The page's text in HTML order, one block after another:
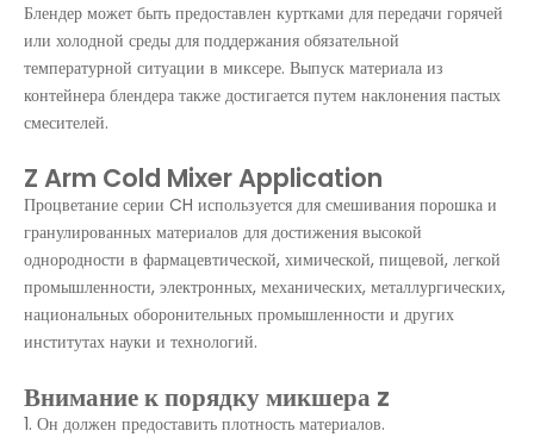
Блендер может быть предоставлен куртками для передачи горячей
или холодной среды для поддержания обязательной
температурной ситуации в миксере. Выпуск материала из
контейнера блендера также достигается путем наклонения пастых
смесителей.
Z Arm Cold Mixer Application
Процветание серии CH используется для смешивания порошка и
гранулированных материалов для достижения высокой
однородности в фармацевтической, химической, пищевой, легкой
промышленности, электронных, механических, металлургических,
национальных оборонительных промышленности и других
институтах науки и технологий.
Внимание к порядку микшера z
1. Он должен предоставить плотность материалов.